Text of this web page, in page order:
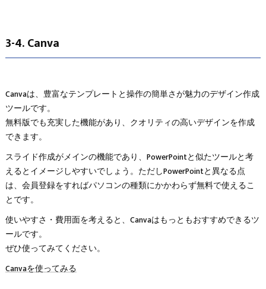
3-4. Canva
Canvaは、豊富なテンプレートと操作の簡単さが魅力のデザイン作成
ツールです。
無料版でも充実した機能があり、クオリティの高いデザインを作成
できます。
スライド作成がメインの機能であり、PowerPointと似たツールと考
えるとイメージしやすいでしょう。ただしPowerPointと異なる点
は、会員登録をすればパソコンの種類にかかわらず無料で使えるこ
とです。
使いやすさ・費用面を考えると、Canvaはもっともおすすめできるツ
ールです。
ぜひ使ってみてください。
Canvaを使ってみる